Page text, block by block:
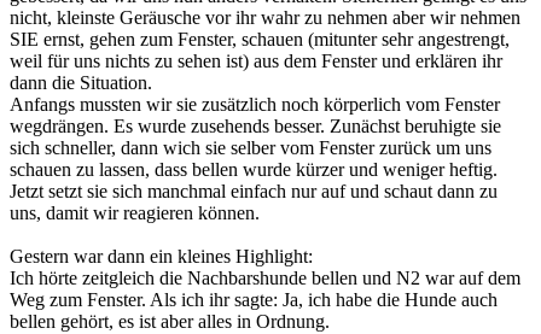
nicht, kleinste Geräusche vor ihr wahr zu nehmen aber wir nehmen
SIE ernst, gehen zum Fenster, schauen (mitunter sehr angestrengt,
weil für uns nichts zu sehen ist) aus dem Fenster und erklären ihr
dann die Situation.
Anfangs mussten wir sie zusätzlich noch körperlich vom Fenster
wegdrängen. Es wurde zusehends besser. Zunächst beruhigte sie
sich schneller, dann wich sie selber vom Fenster zurück um uns
schauen zu lassen, dass bellen wurde kürzer und weniger heftig.
Jetzt setzt sie sich manchmal einfach nur auf und schaut dann zu
uns, damit wir reagieren können.
Gestern war dann ein kleines Highlight:
Ich hörte zeitgleich die Nachbarshunde bellen und N2 war auf dem
Weg zum Fenster. Als ich ihr sagte: Ja, ich habe die Hunde auch
bellen gehört, es ist aber alles in Ordnung.